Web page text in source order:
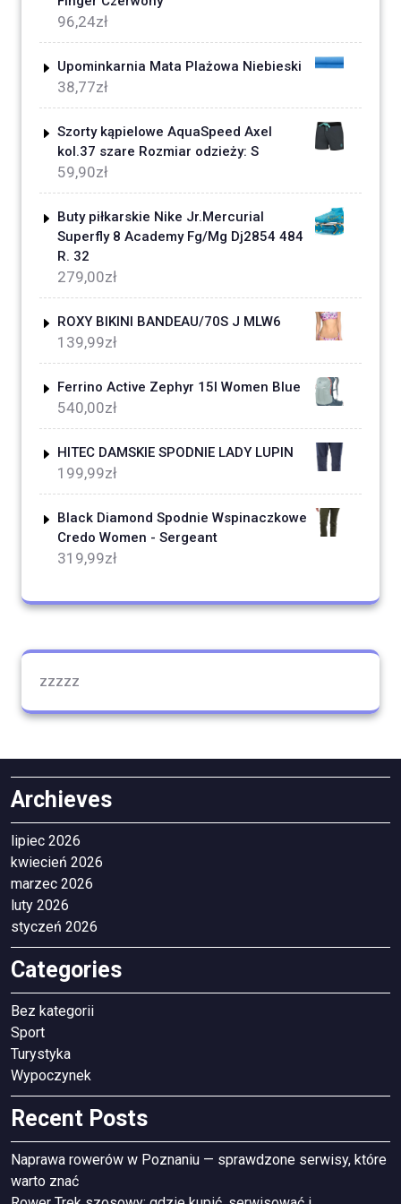
96,24zł
Upominkarnia Mata Plażowa Niebieski
38,77zł
Szorty kąpielowe AquaSpeed Axel
kol.37 szare Rozmiar odzieży: S
59,90zł
Buty piłkarskie Nike Jr.Mercurial
Superfly 8 Academy Fg/Mg Dj2854 484
R. 32
279,00zł
ROXY BIKINI BANDEAU/70S J MLW6
139,99zł
Ferrino Active Zephyr 15l Women Blue
540,00zł
HITEC DAMSKIE SPODNIE LADY LUPIN
199,99zł
Black Diamond Spodnie Wspinaczkowe
Credo Women - Sergeant
319,99zł
zzzzz
Archieves
lipiec 2026
kwiecień 2026
marzec 2026
luty 2026
styczeń 2026
Categories
Bez kategorii
Sport
Turystyka
Wypoczynek
Recent Posts
Naprawa rowerów w Poznaniu — sprawdzone serwisy, które
warto znać